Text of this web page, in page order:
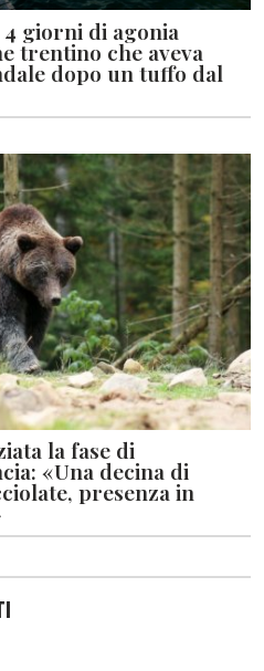
giorni di agonia
trentino che aveva
dopo un tuffo dal
la fase di
«Una decina di
presenza in